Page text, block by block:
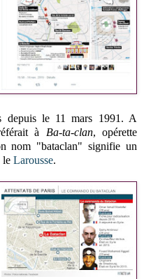
depuis le 11 mars 1991. A
à Ba-ta-clan, opérette
nom "bataclan" signifie un
le Larousse.